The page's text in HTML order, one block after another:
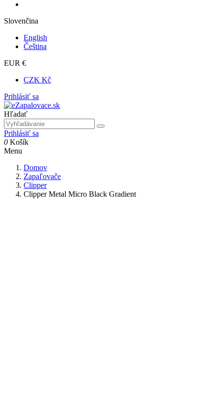
Slovenčina
English
Čeština
EUR €
CZK Kč
Prihlásiť sa
Hľadať
Prihlásiť sa
0 Košík
Menu
Domov
Zapaľovače
Clipper
Clipper Metal Micro Black Gradient